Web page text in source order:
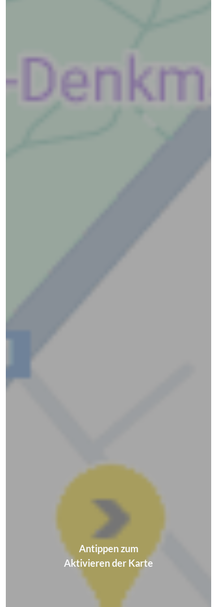
Antippen zum
Aktivieren der Karte